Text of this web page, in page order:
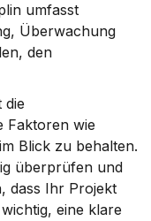
umfasst
Überwachung
den
die
Faktoren wie
Blick zu behalten.
überprüfen und
dass Ihr Projekt
eine klare